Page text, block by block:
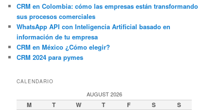
CRM en Colombia: cómo las empresas están transformando
sus procesos comerciales
WhatsApp API con Inteligencia Artificial basado en
información de tu empresa
CRM en México ¿Cómo elegir?
CRM 2024 para pymes
CALENDARIO
AUGUST 2026
M T W T F S S